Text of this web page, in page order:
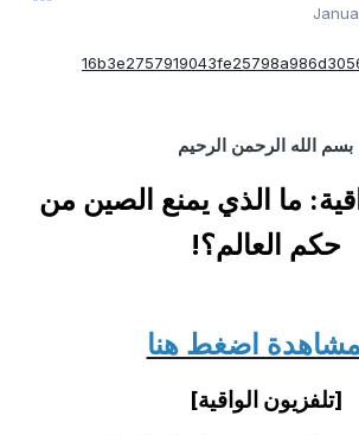
بسم الله الرحمن الرحيم
ما الذي يمنع الصين من
حكم العالم؟!
اضغط هنا
[تلفزيون الواقية]